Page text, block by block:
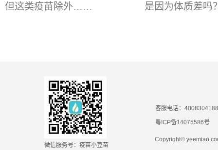
但这类疫苗除外……
是因为体质差吗
微信服务号：疫苗小豆苗
客服电话：4008304188
粤ICP备14075586号
Copyright©